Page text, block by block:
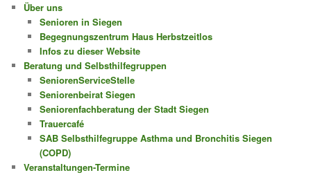
Über uns
Senioren in Siegen
Begegnungszentrum Haus Herbstzeitlos
Infos zu dieser Website
Beratung und Selbsthilfegruppen
SeniorenServiceStelle
Seniorenbeirat Siegen
Seniorenfachberatung der Stadt Siegen
Trauercafé
SAB Selbsthilfegruppe Asthma und Bronchitis Siegen
(COPD)
Veranstaltungen-Termine